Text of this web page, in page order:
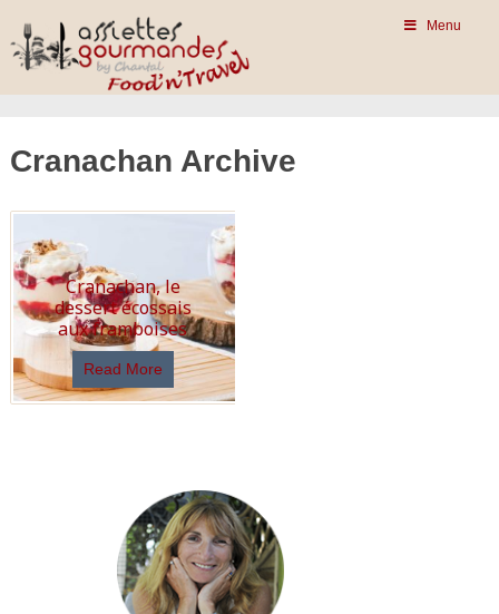
Menu
Cranachan Archive
Cranachan, le
dessert écossais
aux framboises
Read More